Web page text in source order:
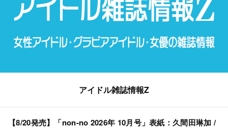
アイドル雑誌情報Z
【8/20発売】「non-no 2026年 10月号」表紙：久間田琳加 /